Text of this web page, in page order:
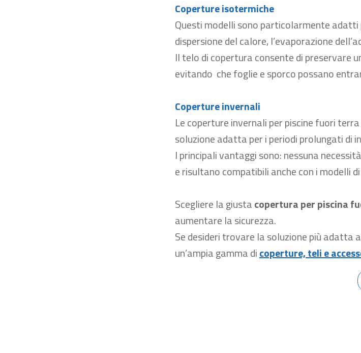
Coperture isotermiche
Questi modelli sono particolarmente adatti
dispersione del calore, l’evaporazione
Il telo di copertura consente di preservare
evitando che foglie e sporco possano
Coperture invernali
Le coperture invernali per piscine fuori
soluzione adatta per i periodi prolungati di
I principali vantaggi sono: nessuna
e risultano compatibili anche con i modelli
Scegliere la giustacopertura per piscina
aumentare la sicurezza.
Se desideri trovare la soluzione più adatta
un’ampia gamma dicoperture, teli e